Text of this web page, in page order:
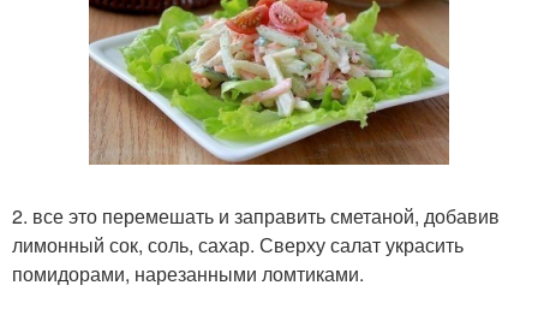
2. все это перемешать и заправить сметаной, добавив
лимонный сок, соль, сахар. Сверху салат украсить
помидорами, нарезанными ломтиками.